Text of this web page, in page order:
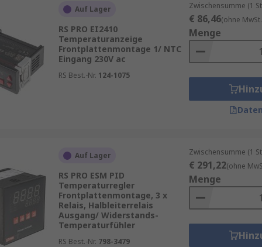
Kühl- und Heizfunktionen.
für präzise Temperaturanforderungen.
Auf Lager
RS PRO EI2410
Temperaturanzeige
Frontplattenmontage 1/ NTC
Eingang 230V ac
RS Best.-Nr. 124-1075
Zwischensumme (1
€ 86,46(ohne
Menge
Auf Lager
RS PRO ESM PID
Temperaturregler
Frontplattenmontage, 3 x
Relais, Halbleiterrelais
Ausgang/ Widerstands-
Temperaturfühler
RS Best.-Nr. 798-3479
Zwischensumme (1
€ 291,22(ohne
Menge